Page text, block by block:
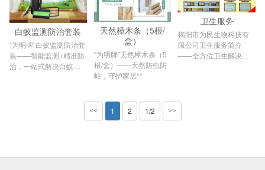
白蚁监测防治套装​
“为明牌”白蚁监测防治套
装——智能监测+精准防
治，一站式解决白蚁隐
天然樟木条（5根/
盒）
“为明牌”天然樟木条（5
根/盒）——天然防虫防
蛀，守护家居**
卫生服务
揭阳市为民生物科技有
限公司卫生服务简介
——全方位卫生解决方
<< 1 2 1/2 >>